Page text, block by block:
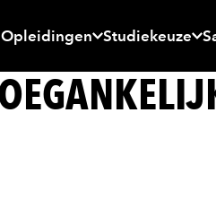
Opleidingen Studiekeuze